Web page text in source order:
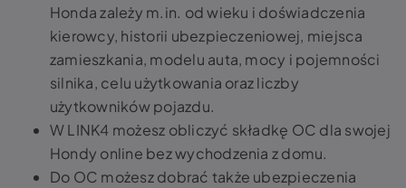
Honda zależy m.in. od wieku i doświadczenia
kierowcy, historii ubezpieczeniowej, miejsca
zamieszkania, modelu auta, mocy i pojemności
silnika, celu użytkowania oraz liczby
użytkowników pojazdu.
W LINK4 możesz obliczyć składkę OC dla swojej
Hondy online bez wychodzenia z domu.
Do OC możesz dobrać także ubezpieczenia